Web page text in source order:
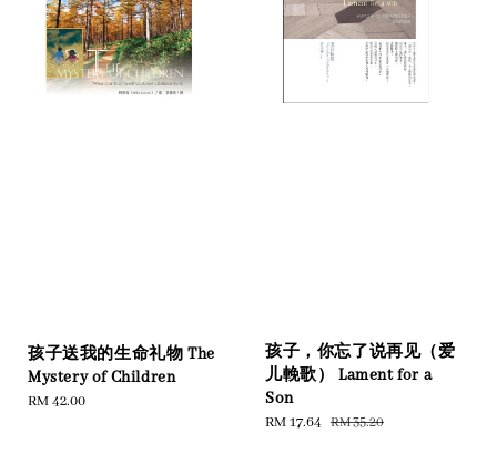
孩子送我的生命礼物 The
Mystery of Children
Regular
RM 42.00
孩子，你忘了说再见（爱
儿輓歌） Lament for a
Son
Sale
RM 17.64 Regular
RM 35.20